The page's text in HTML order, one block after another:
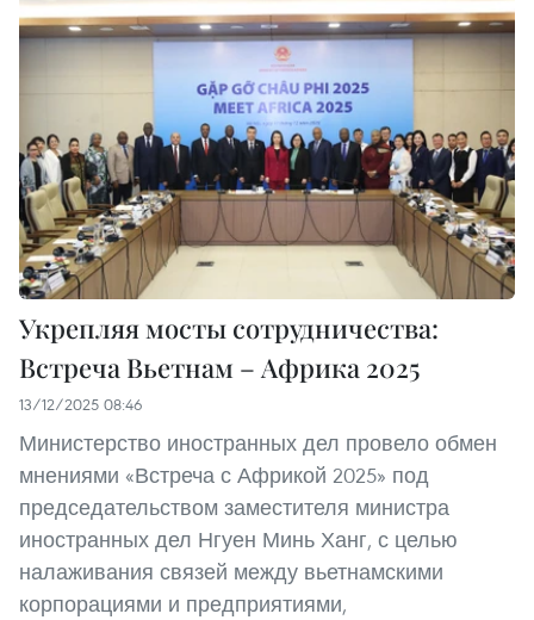
Укрепляя мосты сотрудничества:
Встреча Вьетнам – Африка 2025
13/12/2025 08:46
Министерство иностранных дел провело обмен
мнениями «Встреча с Африкой 2025» под
председательством заместителя министра
иностранных дел Нгуен Минь Ханг, с целью
налаживания связей между вьетнамскими
корпорациями и предприятиями,